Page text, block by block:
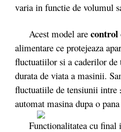
varia in functie de volumul
Acest model are control
alimentare ce protejeaza
fluctuatiilor si a caderilor de
durata de viata a masinii.
fluctuatiile de tensiunii intre
automat masina dupa o
Functionalitatea cu final